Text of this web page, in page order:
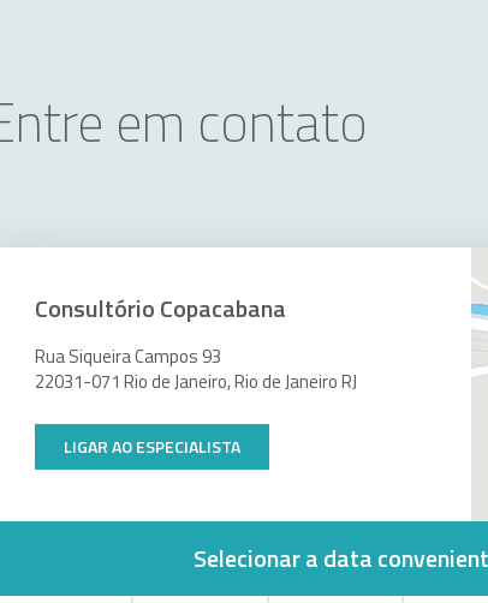
em contato
Consultório Copacabana
Rua Siqueira Campos 93
22031-071 Rio de Janeiro, Rio de Janeiro RJ
LIGAR AO ESPECIALISTA
Selecionar a data